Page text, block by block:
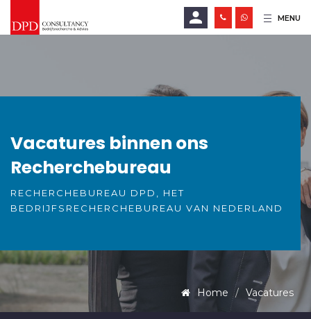
MENU
LOGIN
Wachtwoord vergeten?
Vacatures binnen ons
Recherchebureau
RECHERCHEBUREAU DPD, HET
BEDRIJFSRECHERCHEBUREAU VAN NEDERLAND
Home Vacatures